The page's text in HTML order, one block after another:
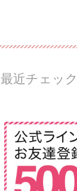
最近チェッ